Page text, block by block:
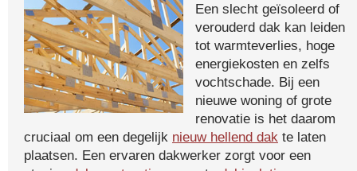
Een slecht geïsoleerd of
verouderd dak kan leiden
tot warmteverlies, hoge
energiekosten en zelfs
vochtschade. Bij een
nieuwe woning of grote
renovatie is het daarom
cruciaal om een degelijk nieuw hellend dak te laten
plaatsen. Een ervaren dakwerker zorgt voor een